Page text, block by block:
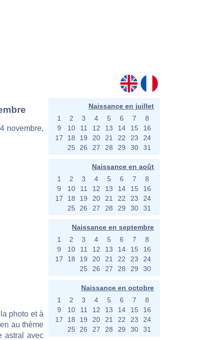
novembre,
photo et à
au thème
astral avec
Naissance en juillet
1
2 3 4 5 6 7
8
9
10 11 12 13 14 15
16
17
18 19 20 21 22 23
24
25
26 27 28 29 30 31
Naissance en août
1
2 3 4 5 6 7
8
9
10 11 12 13 14 15
16
17
18 19 20 21 22 23
24
25
26 27 28 29 30 31
Naissance en septembre
1
2 3 4 5 6 7
8
9
10 11 12 13 14 15
16
17
18 19 20 21 22 23
24
25
26 27 28 29 30
Naissance en octobre
1
2 3 4 5 6 7
8
9
10 11 12 13 14 15
16
17
18 19 20 21 22 23
24
25
26 27 28 29 30 31